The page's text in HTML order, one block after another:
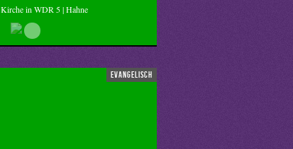
Kirche in WDR 5 | Hahne
evangelisch